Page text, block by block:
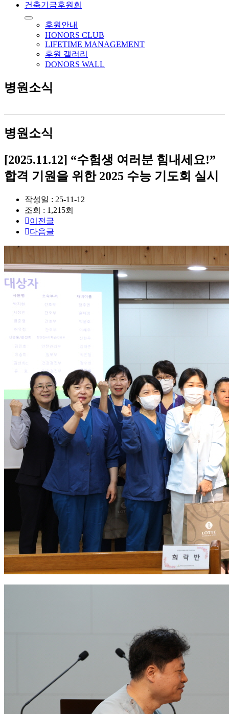
건축기금후원회
후원안내
HONORS CLUB
LIFETIME MANAGEMENT
후원 갤러리
DONORS WALL
병원소식
병원소식
[2025.11.12] “수험생 여러분 힘내세요!”
합격 기원을 위한 2025 수능 기도회 실시
작성일 : 25-11-12
조회 : 1,215회
이전글
다음글